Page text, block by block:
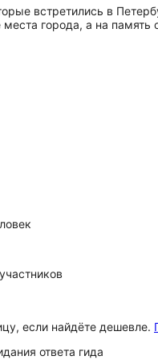
встретились в
города, а на память
если найдёте дешевле.
ответа гида